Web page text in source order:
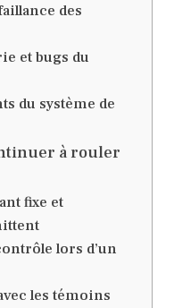
des
et bugs du
du système de
à rouler
fixe et
lors d’un
les témoins